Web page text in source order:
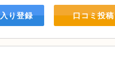
り登録 口コミ投稿